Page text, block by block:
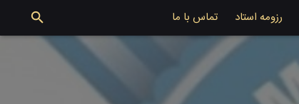
رزومه استاد تماس با ما